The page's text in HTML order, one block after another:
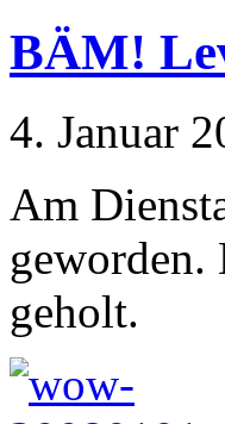
BÄM!
4. Januar
Am
geholt.